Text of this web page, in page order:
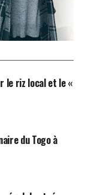
le riz local et le «
du Togo à